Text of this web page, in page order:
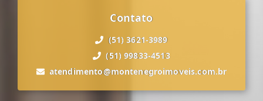
Contato
(51) 3621-3989
(51) 99833-4513
atendimento@montenegroimoveis.com.br